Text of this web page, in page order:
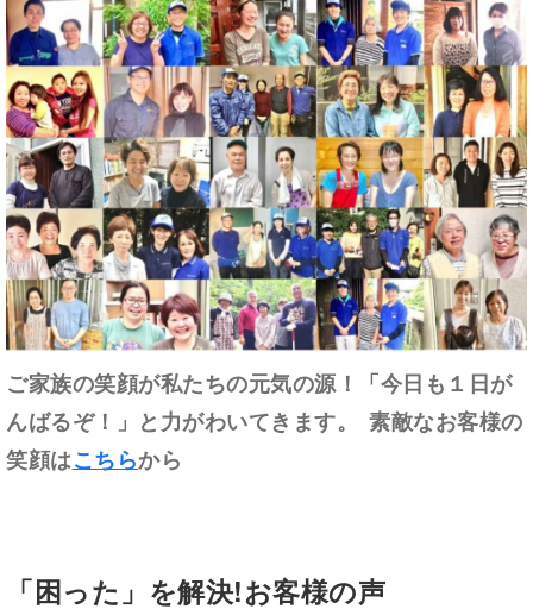
ご家族の笑顔が私たちの元気の源！「今日も１日が
んばるぞ！」と力がわいてきます。
素敵なお客様の
笑顔はこちらから
「困った」を解決!お客様の声